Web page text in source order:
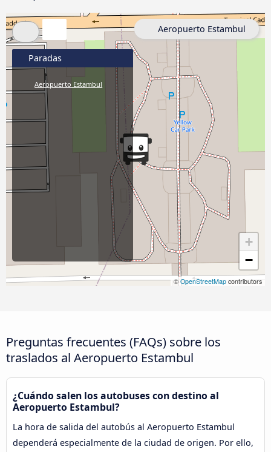
+
−
©OpenStreetMap contributors
Paradas
Aeropuerto Estambul
Aeropuerto Estambul
Preguntas frecuentes (FAQs) sobre los
traslados al Aeropuerto Estambul
¿Cuándo salen los autobuses con destino al
Aeropuerto Estambul?
La hora de salida del autobús al Aeropuerto Estambul
dependerá especialmente de la ciudad de origen. Por ello,